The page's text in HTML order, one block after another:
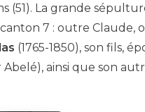
(51). La grande
7 : outre Claude,
(1765-1850), son fils,
ainsi que son